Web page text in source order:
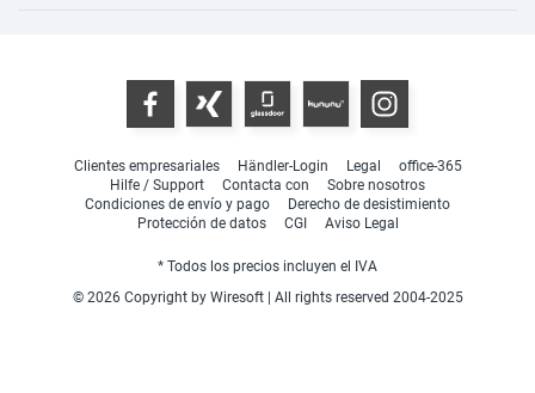
Clientes empresariales Händler-Login Legal
office-365
Hilfe / Support
Contacta con
Sobre nosotros
Condiciones de envío y pago
Derecho de desistimiento
Protección de datos
CGI Aviso Legal
* Todos los precios incluyen el IVA
© 2026 Copyright by Wiresoft | All rights reserved 2004-2025